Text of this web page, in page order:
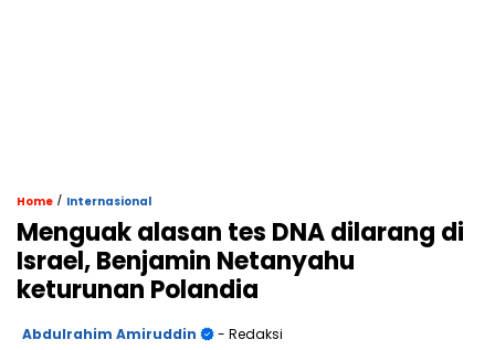
Home / Internasional
Menguak alasan tes DNA dilarang di
Israel, Benjamin Netanyahu
keturunan Polandia
Abdulrahim Amiruddin
- Redaksi